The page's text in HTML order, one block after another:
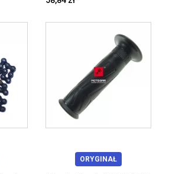
ORYGINAŁ